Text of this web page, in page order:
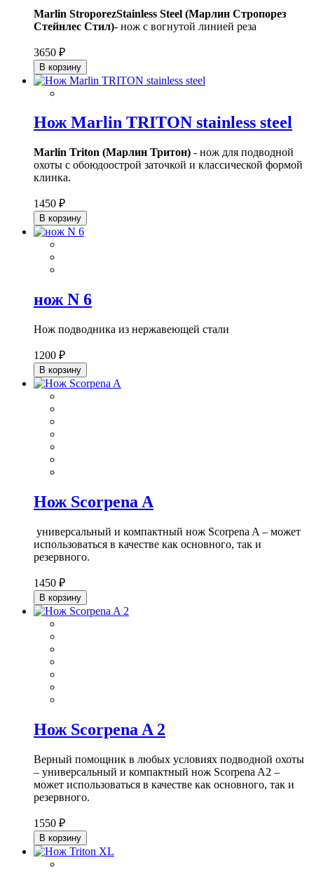
Marlin StroporezStainless Steel (Марлин Стропорез
Стейнлес Стил)- нож с вогнутой линией реза
3650 ₽
В корзину
Нож Marlin TRITON stainless steel
Marlin Triton (Марлин Тритон) - нож для подводной
охоты с обоюдоострой заточкой и классической формой
клинка.
1450 ₽
В корзину
нож N 6
Нож подводника из нержавеющей стали
1200 ₽
В корзину
Нож Scorpena A
универсальный и компактный нож Scorpena A – может
использоваться в качестве как основного, так и
резервного.
1450 ₽
В корзину
Нож Scorpena A 2
Верный помощник в любых условиях подводной охоты
– универсальный и компактный нож Scorpena A2 –
может использоваться в качестве как основного, так и
резервного.
1550 ₽
В корзину